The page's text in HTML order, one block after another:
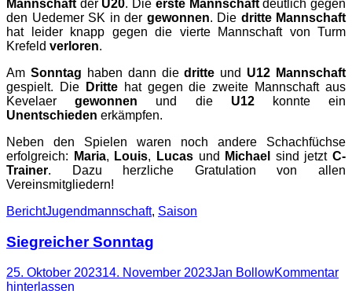
Mannschaftder U20. Die erste Mannschaftdeutlich gegen
den Uedemer SK in der gewonnen. Die dritte Mannschaft
hat leider knapp gegen die vierte Mannschaft von Turm
Krefeld verloren.
Am Sonntag haben dann diedritte und U12 Mannschaft
gespielt. Die
Drittehat gegen die zweite Mannschaft aus
Kevelaergewonnen und die U12konnte ein
Unentschieden erkämpfen.
Neben den Spielen waren noch andere Schachfüchse
erfolgreich:
Maria, Louis, Lucasund Michael sind jetzt C-
Trainer. Dazu herzliche Gratulation von allen
Vereinsmitgliedern!
Kategorien
BerichtSchlagworte
Jugendmannschaft, Saison
Siegreicher Sonntag
Posted
on
25. Oktober 202314. November 2023Autor
Jan BollowKommentar
hinterlassen